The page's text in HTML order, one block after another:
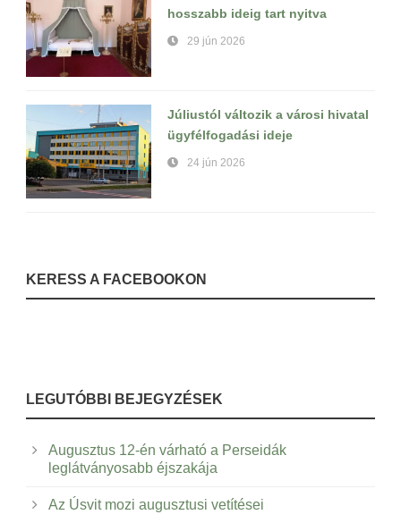
hosszabb ideig tart nyitva
29 jún 2026
Júliustól változik a városi hivatal
ügyfélfogadási ideje
24 jún 2026
KERESS A FACEBOOKON
LEGUTÓBBI BEJEGYZÉSEK
Augusztus 12-én várható a Perseidák
leglátványosabb éjszakája
Az Úsvit mozi augusztusi vetítései